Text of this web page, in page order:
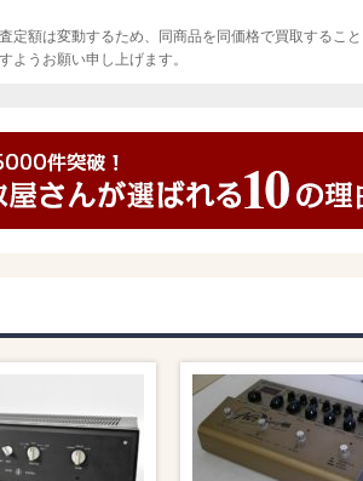
額は変動するため、同商品を同価格で買取すること
ようお願い申し上げます。